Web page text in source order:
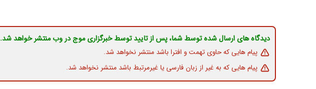
دیدگاه های ارسال شده توسط شما، پس از تایید توسط خبرگزاری موج در وب منتشر خواهد شد.
پیام هایی که حاوی تهمت و افترا باشد منتشر نخواهد شد.
پیام هایی که به غیر از زبان فارسی یا غیرمرتبط باشد منتشر نخواهد شد.